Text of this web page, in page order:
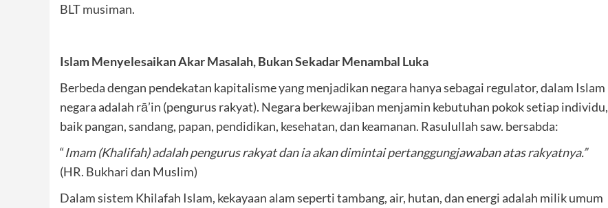
BLT musiman.
Islam Menyelesaikan Akar Masalah, Bukan Sekadar Menambal Luka
Berbeda dengan pendekatan kapitalisme yang menjadikan negara hanya sebagai regulator, dalam Islam
negara adalah rā’in (pengurus rakyat). Negara berkewajiban menjamin kebutuhan pokok setiap individu,
baik pangan, sandang, papan, pendidikan, kesehatan, dan keamanan. Rasulullah saw. bersabda:
“Imam (Khalifah) adalah pengurus rakyat dan ia akan dimintai pertanggungjawaban atas rakyatnya.”
(HR. Bukhari dan Muslim)
Dalam sistem Khilafah Islam, kekayaan alam seperti tambang, air, hutan, dan energi adalah milik umum